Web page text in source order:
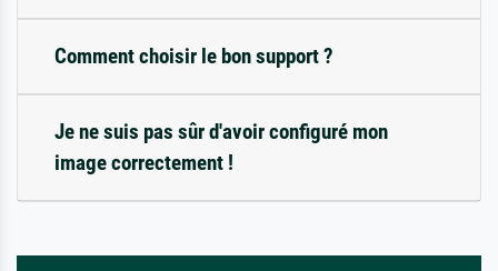
Comment choisir le bon support ?
Je ne suis pas sûr d'avoir configuré mon
image correctement !